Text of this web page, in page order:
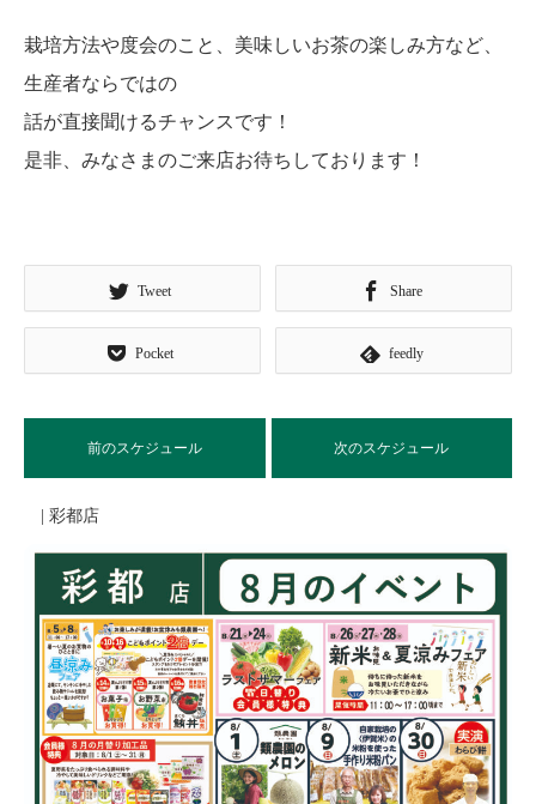
栽培方法や度会のこと、美味しいお茶の楽しみ方など、
生産者ならではの
話が直接聞けるチャンスです！
是非、みなさまのご来店お待ちしております！
Tweet Share
Pocket feedly
前のスケジュール 次のスケジュール
| 彩都店